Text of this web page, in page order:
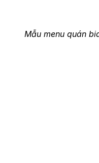
Mẫu menu quán